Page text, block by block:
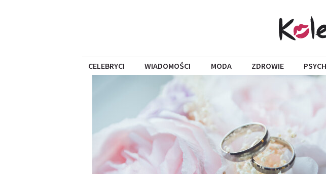
CELEBRYCI WIADOMOŚCI MODA ZDROWIE